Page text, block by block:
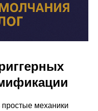
простые механики